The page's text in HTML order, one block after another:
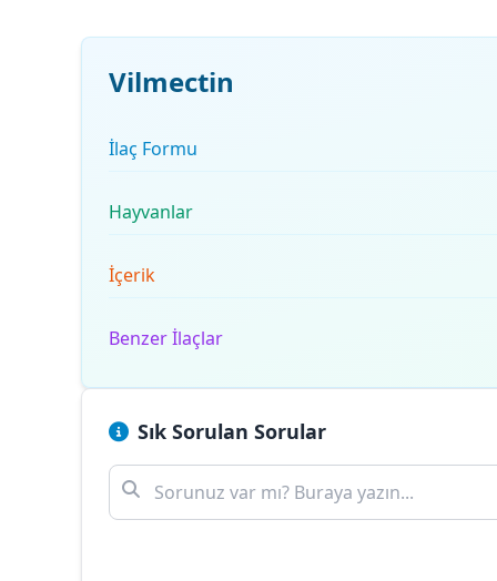
Vilmectin
İlaç Formu
Hayvanlar
İçerik
Benzer İlaçlar
Sık Sorulan Sorular